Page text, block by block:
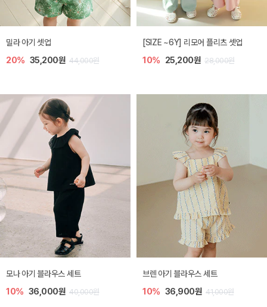
밀라 아기 셋업
20% 35,200원 44,000원
[SIZE ~6Y] 리모어 플리츠 셋업
10% 25,200원 28,000원
모나 아기 블라우스 세트
10% 36,000원 40,000원
브렌 아기 블라우스 세트
10% 36,900원 41,000원